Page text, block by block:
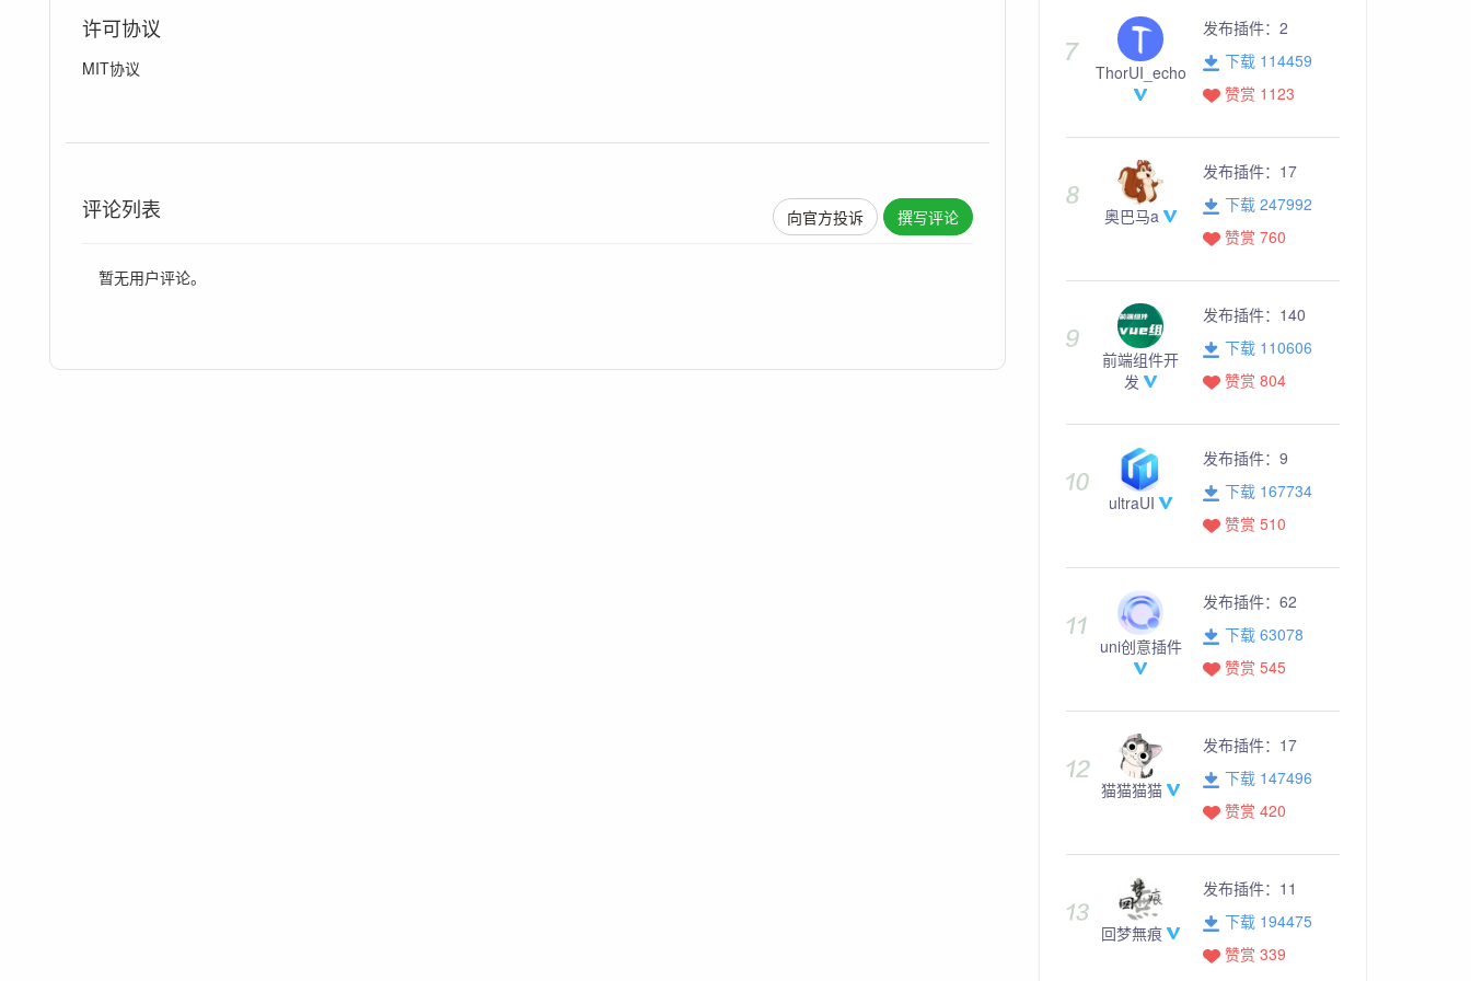
许可协议
MIT协议
评论列表 撰写评论
向官方投诉
暂无用户评论。
ThorUI_echo
发布插件： 2
下载 114459
赞赏 1123
奥巴马a
发布插件： 17
下载 247992
赞赏 760
前端组件开
发
发布插件： 140
下载 110606
赞赏 804
ultraUI
发布插件： 9
下载 167734
赞赏 510
uni创意插件
发布插件： 62
下载 63078
赞赏 545
猫猫猫猫
发布插件： 17
下载 147496
赞赏 420
回梦無痕
发布插件： 11
下载 194475
赞赏 339